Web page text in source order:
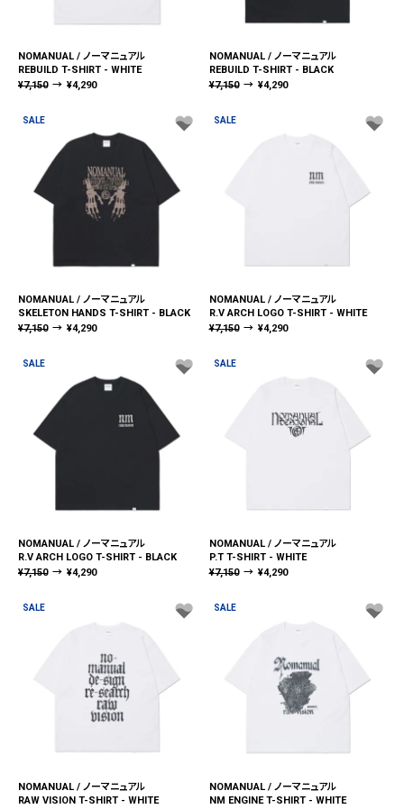
NOMANUAL / ノーマニュアル
REBUILD T-SHIRT - WHITE
¥7,150 → ¥4,290
NOMANUAL / ノーマニュアル
REBUILD T-SHIRT - BLACK
¥7,150 → ¥4,290
SALE
NOMANUAL / ノーマニュアル
SKELETON HANDS T-SHIRT - BLACK
¥7,150 → ¥4,290
SALE
NOMANUAL / ノーマニュアル
R.V ARCH LOGO T-SHIRT - WHITE
¥7,150 → ¥4,290
SALE
NOMANUAL / ノーマニュアル
R.V ARCH LOGO T-SHIRT - BLACK
¥7,150 → ¥4,290
SALE
NOMANUAL / ノーマニュアル
P.T T-SHIRT - WHITE
¥7,150 → ¥4,290
SALE
NOMANUAL / ノーマニュアル
RAW VISION T-SHIRT - WHITE
SALE
NOMANUAL / ノーマニュアル
NM ENGINE T-SHIRT - WHITE